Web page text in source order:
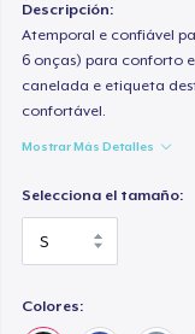
Descripción:
Atemporal e confiável
6 onças) para conforto
canelada e etiqueta
confortável.
Mostrar Más Detalles
Selecciona el tamaño:
Colores: